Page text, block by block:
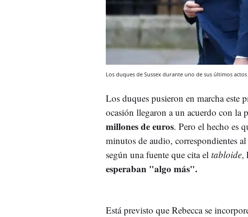
Los duques de Sussex durante uno de sus últimos actos
Los duques pusieron en marcha este
ocasión llegaron a un acuerdo con la
millones de euros. Pero el hecho es
minutos de audio, correspondientes
según una fuente que cita el tabloide,
esperaban "algo más".
Está previsto que Rebecca se